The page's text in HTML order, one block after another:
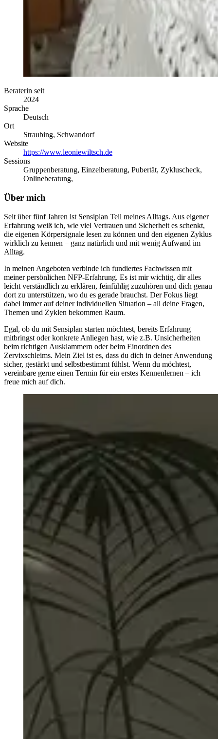
Beraterin seit
2024
Sprache
Deutsch
Ort
Straubing, Schwandorf
Website
https://www.leoniewiltsch.de
Sessions
Gruppenberatung, Einzelberatung, Pubertät, Zykluscheck,
Onlineberatung,
Über mich
Seit über fünf Jahren ist Sensiplan Teil meines Alltags. Aus eigener
Erfahrung weiß ich, wie viel Vertrauen und Sicherheit es schenkt,
die eigenen Körpersignale lesen zu können und den eigenen Zyklus
wirklich zu kennen – ganz natürlich und mit wenig Aufwand im
Alltag.
In meinen Angeboten verbinde ich fundiertes Fachwissen mit
meiner persönlichen NFP-Erfahrung. Es ist mir wichtig, dir alles
leicht verständlich zu erklären, feinfühlig zuzuhören und dich genau
dort zu unterstützen, wo du es gerade brauchst. Der Fokus liegt
dabei immer auf deiner individuellen Situation – all deine Fragen,
Themen und Zyklen bekommen Raum.
Egal, ob du mit Sensiplan starten möchtest, bereits Erfahrung
mitbringst oder konkrete Anliegen hast, wie z.B. Unsicherheiten
beim richtigen Ausklammern oder beim Einordnen des
Zervixschleims. Mein Ziel ist es, dass du dich in deiner Anwendung
sicher, gestärkt und selbstbestimmt fühlst. Wenn du möchtest,
vereinbare gerne einen Termin für ein erstes Kennenlernen – ich
freue mich auf dich.